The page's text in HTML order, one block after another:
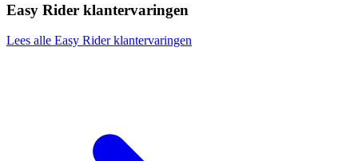
Easy Rider klantervaringen
Lees alle Easy Rider klantervaringen